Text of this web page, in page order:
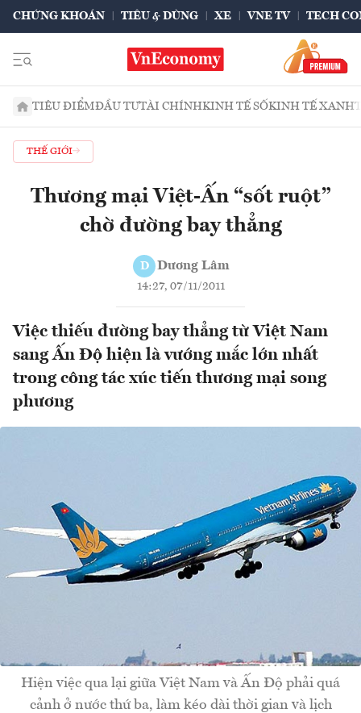
CHỨNG KHOÁN TIÊU & DÙNG XE VNE TV TECH
TIÊU ĐIỂMĐẦU TƯTÀI CHÍNHKINH TẾ SỐKINH TẾ XANH
THẾ GIỚI
Thương mại Việt-Ấn “sốt ruột”
chờ đường bay thẳng
D Dương Lâm
14:27, 07/11/2011
Việc thiếu đường bay thẳng từ Việt Nam
sang Ấn Độ hiện là vướng mắc lớn nhất
trong công tác xúc tiến thương mại song
phương
Hiện việc qua lại giữa Việt Nam và Ấn Độ phải quá
cảnh ở nước thứ ba, làm kéo dài thời gian và lịch